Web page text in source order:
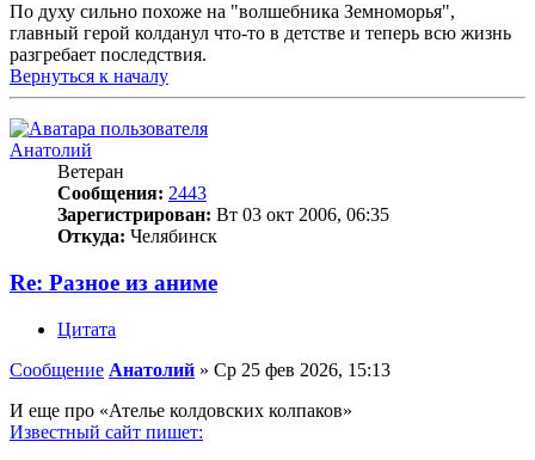
По духу сильно похоже на "волшебника Земноморья",
главный герой колданул что-то в детстве и теперь всю жизнь
разгребает последствия.
Вернуться к началу
Анатолий
Ветеран
Сообщения: 2443
Зарегистрирован: Вт 03 окт 2006, 06:35
Откуда: Челябинск
Re: Разное из аниме
Цитата
Сообщение Анатолий » Ср 25 фев 2026, 15:13
И еще про «Ателье колдовских колпаков»
Известный сайт пишет: